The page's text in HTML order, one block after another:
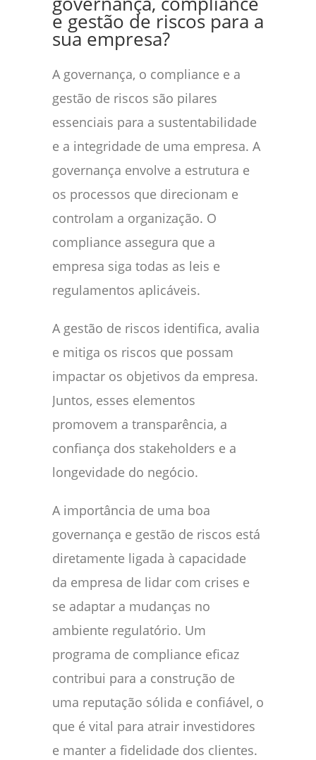
e gestão de riscos para a
sua empresa?
A governança, o compliance e a
gestão de riscos são pilares
essenciais para a sustentabilidade
e a integridade de uma empresa. A
governança envolve a estrutura e
os processos que direcionam e
controlam a organização. O
compliance assegura que a
empresa siga todas as leis e
regulamentos aplicáveis.
A gestão de riscos identifica, avalia
e mitiga os riscos que possam
impactar os objetivos da empresa.
Juntos, esses elementos
promovem a transparência, a
confiança dos stakeholders e a
longevidade do negócio.
A importância de uma boa
governança e gestão de riscos está
diretamente ligada à capacidade
da empresa de lidar com crises e
se adaptar a mudanças no
ambiente regulatório. Um
programa de compliance eficaz
contribui para a construção de
uma reputação sólida e confiável, o
que é vital para atrair investidores
e manter a fidelidade dos clientes.